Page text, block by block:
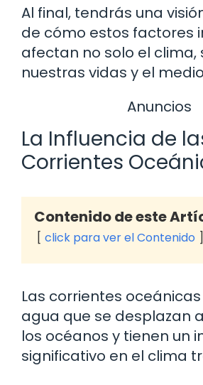
Al final, tendrás una
de cómo estos factores
afectan no solo el clima,
nuestras vidas y el
Anuncios
La Influencia de
Corrientes
Contenido de este
click para ver el Contenido
Las corrientes
agua que se desplazan
los océanos y tienen un
significativo en el clima